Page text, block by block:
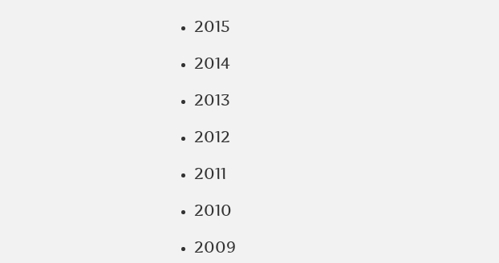
2015
2014
2013
2012
2011
2010
2009